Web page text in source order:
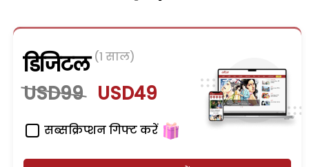
डिजिटल (1 साल)
USD99 USD49
सब्सक्रिप्शन गिफ्ट करें